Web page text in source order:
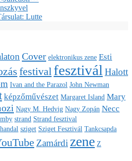
Lutte
Cover elektronikus zene Esti
festival fesztivál Halott
Ivan and the Parazol John Newman
képzőművészet Margaret Island Mary
Nagy M. Hedvig Nagy Zopán Necc
strand Strand fesztival
sziget Sziget Fesztivál Tankcsapda
Zamárdi zene Z